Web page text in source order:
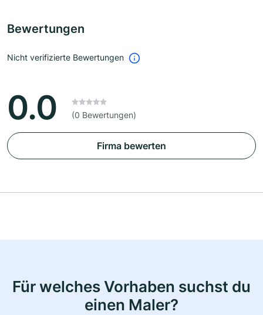
Bewertungen
Nicht verifizierte Bewertungen
0.0 (0 Bewertungen)
Firma bewerten
Für welches Vorhaben suchst du
einen Maler?